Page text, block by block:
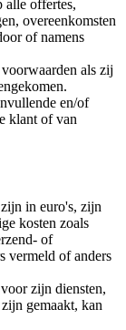
alle offertes,
overeenkomsten
of namens
als zij
en/of
klant of van
in euro's, zijn
kosten zoals
of
vermeld of anders
zijn diensten,
gemaakt, kan